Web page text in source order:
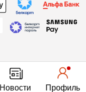
Новости Профиль